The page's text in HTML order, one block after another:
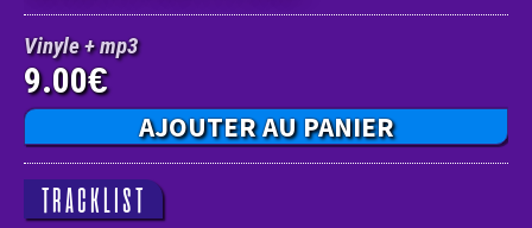
Vinyle + mp3
9.00€
AJOUTER AU PANIER
TRACKLIST